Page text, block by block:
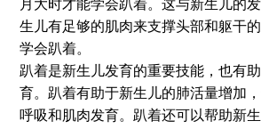
月大时才能学会趴着。这与新生儿的
生儿有足够的肌肉来支撑头部和躯干
学会趴着。
趴着是新生儿发育的重要技能，也有
育。趴着有助于新生儿的肺活量增加
呼吸和肌肉发育。趴着还可以帮助新